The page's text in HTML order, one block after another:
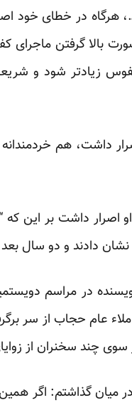
هرگاه در خطای
بالا گرفتن ماجرای
زیادتر شود و
داشت، هم
اصرار داشت بر این
دادند و دو سال بعد
در مراسم
عام حجاب از سر
چند سخنران از
گذاشتم: اگر